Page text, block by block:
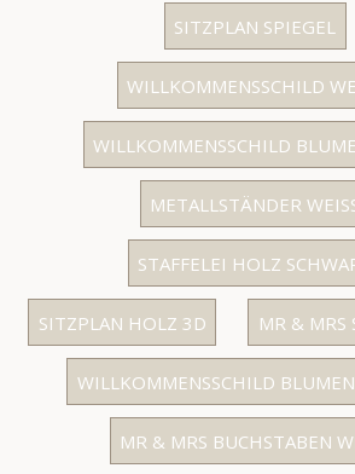
SITZPLAN SPIEGEL
WILLKOMMENSSCHILD
WILLKOMMENSSCHILD
METALLSTÄNDER WEISS
STAFFELEI HOLZ
SITZPLAN HOLZ 3D MR & MRS
WILLKOMMENSSCHILD
MR & MRS BUCHSTABEN